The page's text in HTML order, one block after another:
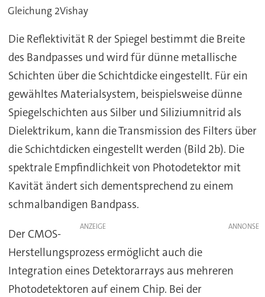
Gleichung 2Vishay
Die Reflektivität R der Spiegel bestimmt die Breite
des Bandpasses und wird für dünne metallische
Schichten über die Schichtdicke eingestellt. Für ein
gewähltes Materialsystem, beispielsweise dünne
Spiegelschichten aus Silber und Siliziumnitrid als
Dielektrikum, kann die Transmission des Filters über
die Schichtdicken eingestellt werden (Bild 2b). Die
spektrale Empfindlichkeit von Photodetektor mit
Kavität ändert sich dementsprechend zu einem
schmalbandigen Bandpass.
ANZEIGE
Der CMOS-
Herstellungsprozess ermöglicht auch die
Integration eines Detektorarrays aus mehreren
Photodetektoren auf einem Chip. Bei der